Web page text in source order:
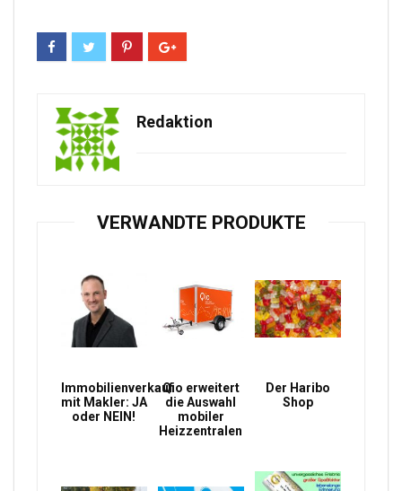
Redaktion
VERWANDTE PRODUKTE
Immobilienverkauf
mit Makler: JA
oder NEIN!
Qio erweitert
die Auswahl
mobiler
Heizzentralen
Der Haribo
Shop